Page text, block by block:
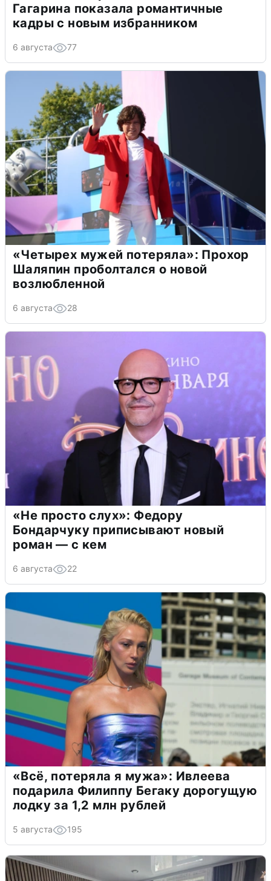
Гагарина показала романтичные
кадры с новым избранником
6 августа 77
«Четырех мужей потеряла»: Прохор
Шаляпин проболтался о новой
возлюбленной
6 августа 28
«Не просто слух»: Федору
Бондарчуку приписывают новый
роман — с кем
6 августа 22
«Всё, потеряла я мужа»: Ивлеева
подарила Филиппу Бегаку дорогущую
лодку за 1,2 млн рублей
5 августа 195